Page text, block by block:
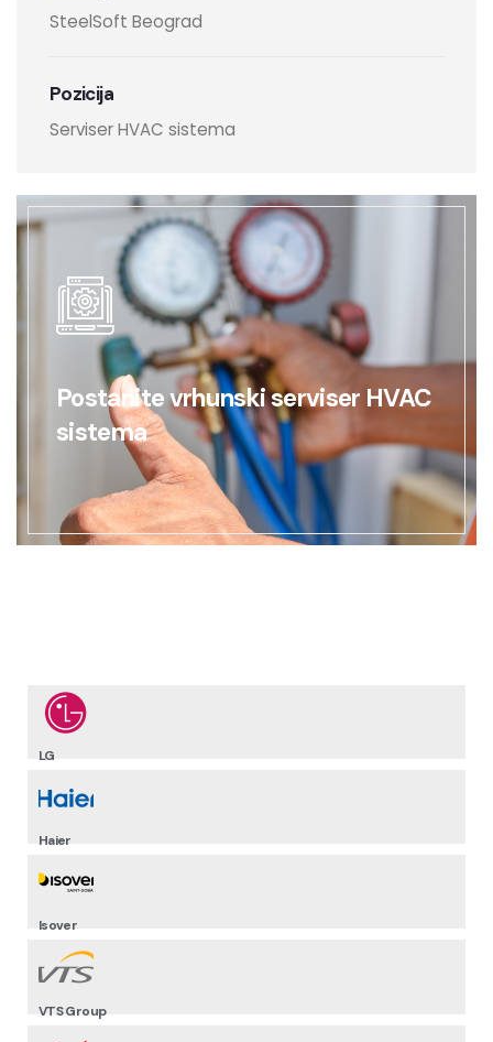
SteelSoft Beograd
Pozicija
Serviser HVAC sistema
Postanite vrhunski serviser HVAC
sistema
LG
Haier
Isover
VTS Group